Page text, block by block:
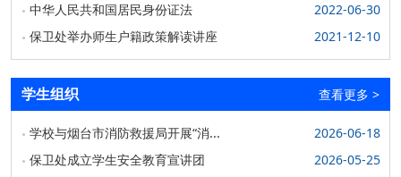
2025-12-16
4月15日，在第十个“全民国家安全教育日”到来之际，学校开
展“全民国家安全教育 走深走实十周年...
2025-04-16
中华人民共和国居民身份证法
2022-06-30
保卫处举办师生户籍政策解读讲座
2021-12-10
学生组织 查看更多 >
学校与烟台市消防救援局开展“消...
2026-06-18
保卫处成立学生安全教育宣讲团
2026-05-25